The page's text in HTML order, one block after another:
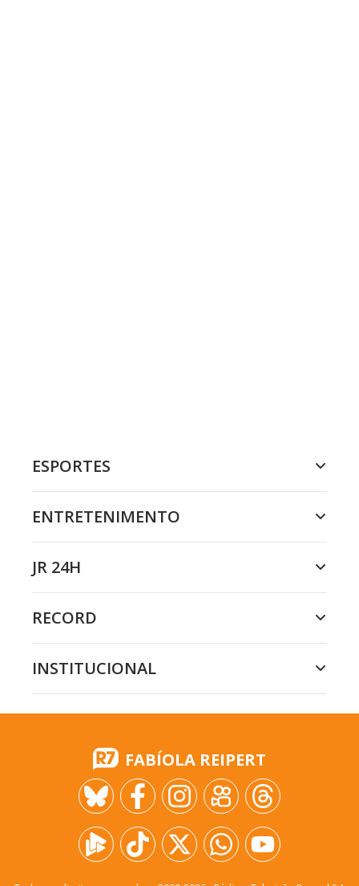
ESPORTES
ENTRETENIMENTO
JR 24H
RECORD
INSTITUCIONAL
FABÍOLA REIPERT